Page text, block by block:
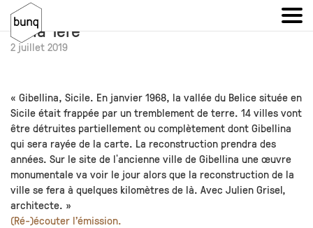
Julien dans l’émission « Monumental »
de la 1ère
2 juillet 2019
« Gibellina, Sicile. En janvier 1968, la vallée du Belice située en
Sicile était frappée par un tremblement de terre. 14 villes vont
être détruites partiellement ou complètement dont Gibellina
qui sera rayée de la carte. La reconstruction prendra des
années. Sur le site de lʹancienne ville de Gibellina une œuvre
monumentale va voir le jour alors que la reconstruction de la
ville se fera à quelques kilomètres de là. Avec Julien Grisel,
architecte. »
(Ré-)écouter l’émission.